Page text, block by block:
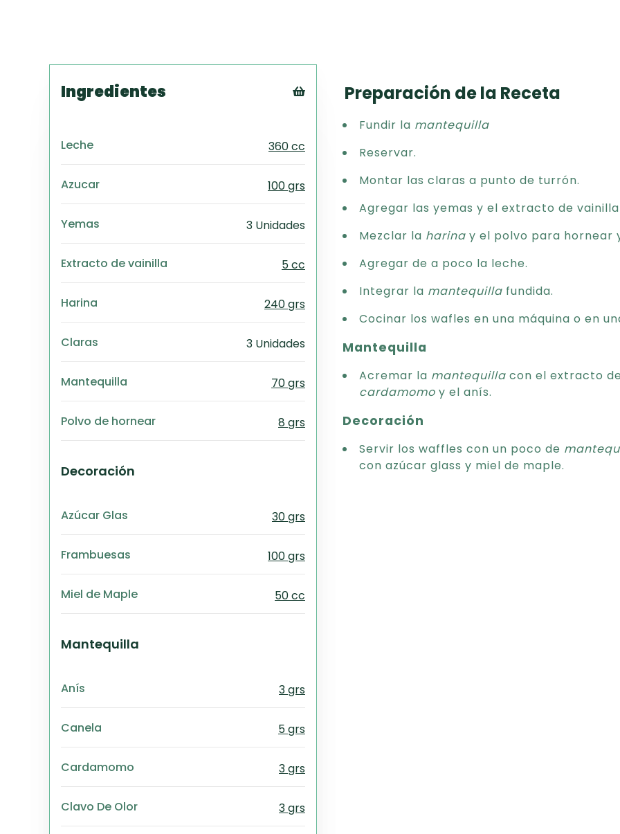
Ingredientes
PDF
Excel
Word
Leche 360 cc
Azucar 100 grs
Yemas 3 Unidades
Extracto de vainilla 5 cc
Harina 240 grs
Claras 3 Unidades
Mantequilla 70 grs
Polvo de hornear 8 grs
Decoración
Azúcar Glas 30 grs
Frambuesas 100 grs
Miel de Maple 50 cc
Mantequilla
Anís 3 grs
Canela 5 grs
Cardamomo 3 grs
Clavo De Olor 3 grs
Preparación de la Receta
Fundir la mantequilla
Reservar.
Montar las claras a punto de turrón.
Agregar las yemas y el extracto de
Mezclar la harina y el polvo para hornear
Agregar de a poco la leche.
Integrar la mantequilla fundida.
Cocinar los wafles en una máquina o en
Mantequilla
Acremar la mantequilla con el extracto
cardamomo y el anís.
Decoración
Servir los waffles con un poco de
con azúcar glass y miel de maple.